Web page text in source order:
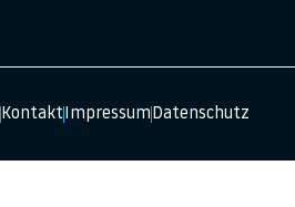
KontaktImpressumDatenschutz